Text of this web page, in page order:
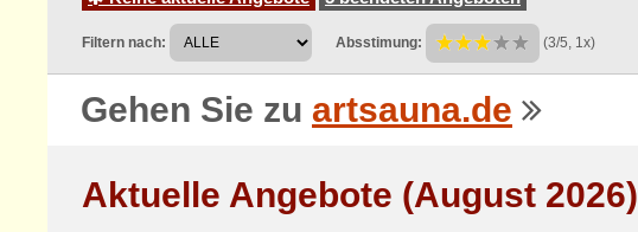
Filtern nach: Absstimung: (3/5, 1x)
Gehen Sie zu artsauna.de
Aktuelle Angebote (August 2026)